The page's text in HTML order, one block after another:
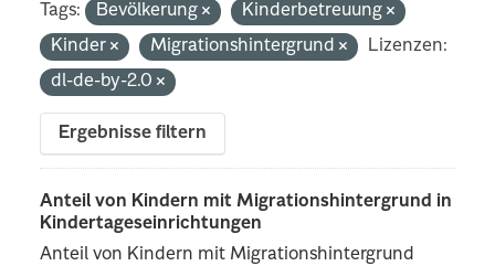
Tags: Bevölkerung
Kinderbetreuung
Kinder
Migrationshintergrund
Lizenzen:
dl-de-by-2.0
Ergebnisse filtern
Anteil von Kindern mit Migrationshintergrund in
Kindertageseinrichtungen
Anteil von Kindern mit Migrationshintergrund